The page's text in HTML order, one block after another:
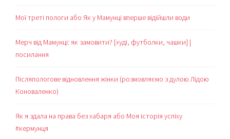
Мої треті пологи або Як у Мамунці вперше відійшли води
Мерч від Мамунці: як замовити? [худі, футболки, чашки] |
посилання
Післяпологове відновлення жінки (розмовляємо з дулою Лідою
Коноваленко)
Як я здала на права без хабаря або Моя історія успіху
#кермунця